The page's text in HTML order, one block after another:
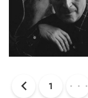
1 ・・・